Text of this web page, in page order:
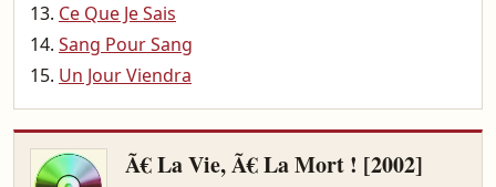
Ce Que Je Sais
Sang Pour Sang
Un Jour Viendra
Ã€ La Vie, Ã€ La Mort ! [2002]